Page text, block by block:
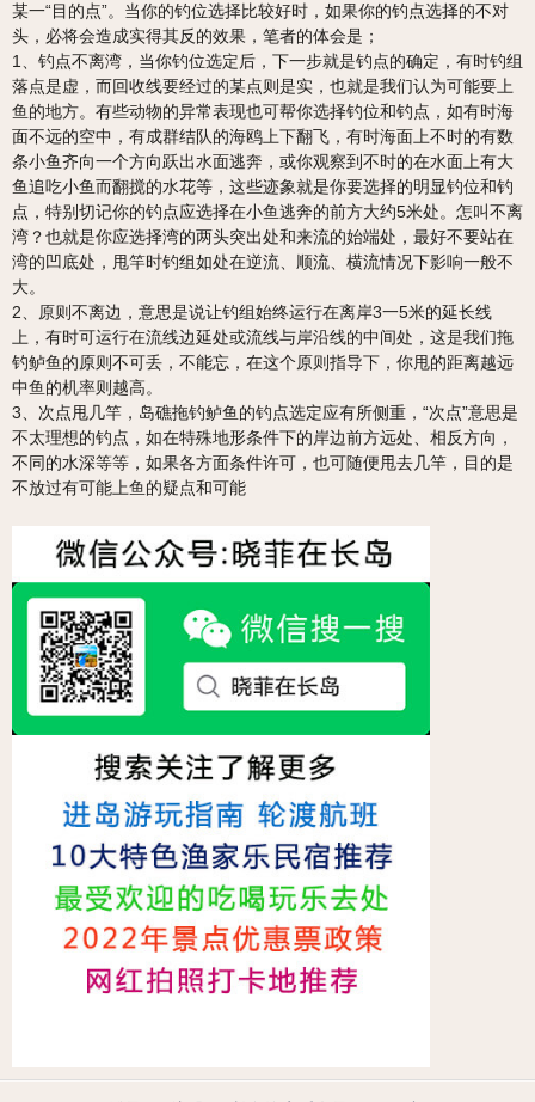
某一“目的点”。当你的钓位选择比较好时，如果你的钓点选择的不对
头，必将会造成实得其反的效果，笔者的体会是；
1、钓点不离湾，当你钓位选定后，下一步就是钓点的确定，有时钓组
落点是虚，而回收线要经过的某点则是实，也就是我们认为可能要上
鱼的地方。有些动物的异常表现也可帮你选择钓位和钓点，如有时海
面不远的空中，有成群结队的海鸥上下翻飞，有时海面上不时的有数
条小鱼齐向一个方向跃出水面逃奔，或你观察到不时的在水面上有大
鱼追吃小鱼而翻搅的水花等，这些迹象就是你要选择的明显钓位和钓
点，特别切记你的钓点应选择在小鱼逃奔的前方大约5米处。怎叫不离
湾？也就是你应选择湾的两头突出处和来流的始端处，最好不要站在
湾的凹底处，甩竿时钓组如处在逆流、顺流、横流情况下影响一般不
大。
2、原则不离边，意思是说让钓组始终运行在离岸3一5米的延长线
上，有时可运行在流线边延处或流线与岸沿线的中间处，这是我们拖
钓鲈鱼的原则不可丢，不能忘，在这个原则指导下，你甩的距离越远
中鱼的机率则越高。
3、次点甩几竿，岛礁拖钓鲈鱼的钓点选定应有所侧重，“次点”意思是
不太理想的钓点，如在特殊地形条件下的岸边前方远处、相反方向，
不同的水深等等，如果各方面条件许可，也可随便甩去几竿，目的是
不放过有可能上鱼的疑点和可能